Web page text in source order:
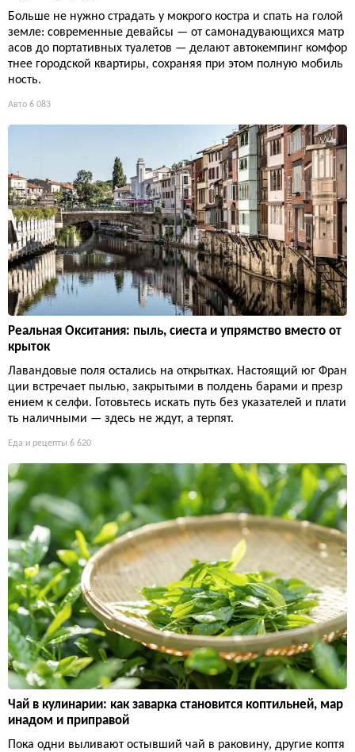
Больше не нужно страдать у мокрого костра и спать на голой
земле: современные девайсы — от самонадувающихся матр
асов до портативных туалетов — делают автокемпинг комфор
тнее городской квартиры, сохраняя при этом полную мобиль
ность.
Авто 6 083
Реальная Окситания: пыль, сиеста и упрямство вместо от
крыток
Лавандовые поля остались на открытках. Настоящий юг Фран
ции встречает пылью, закрытыми в полдень барами и презр
ением к селфи. Готовьтесь искать путь без указателей и плати
ть наличными — здесь не ждут, а терпят.
Еда и рецепты 6 620
Чай в кулинарии: как заварка становится коптильней, мар
инадом и приправой
Пока одни выливают остывший чай в раковину, другие коптя